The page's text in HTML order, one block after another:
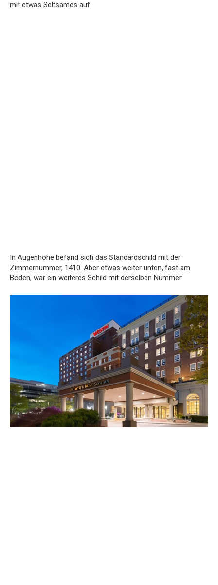
mir etwas Seltsames auf.
In Augenhöhe befand sich das Standardschild mit der
Zimmernummer, 1410. Aber etwas weiter unten, fast am
Boden, war ein weiteres Schild mit derselben Nummer.